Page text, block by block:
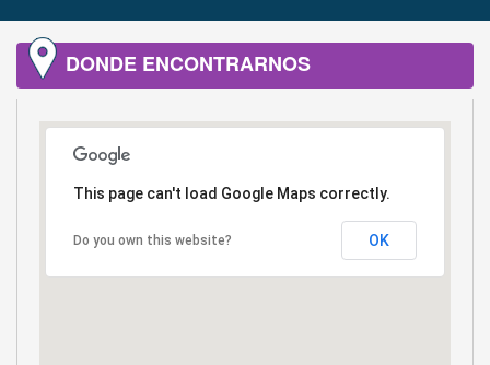
DONDE ENCONTRARNOS
This page can't load Google Maps correctly.
Do you own this website? OK